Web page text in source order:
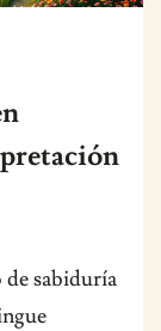
sabiduría